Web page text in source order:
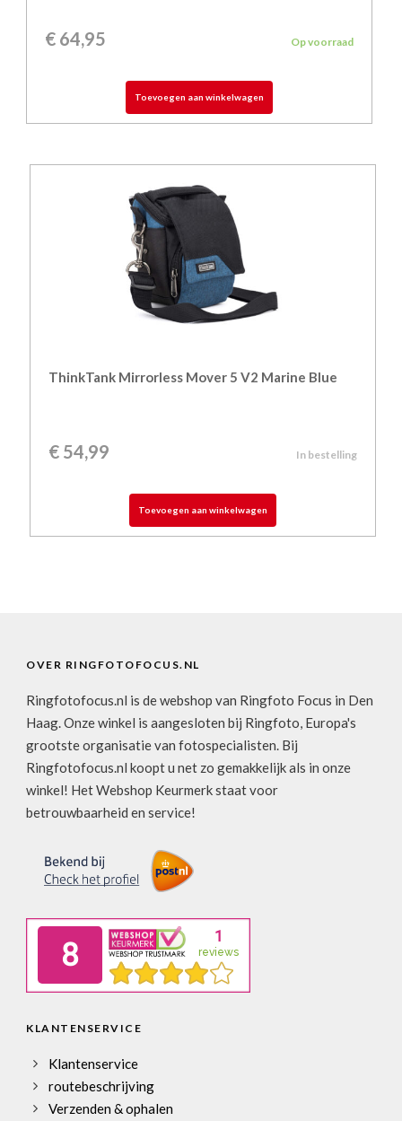
€ 64,95 Op voorraad
Toevoegen aan winkelwagen
ThinkTank Mirrorless Mover 5 V2 Marine Blue
€54,99 In bestelling
Toevoegen aan winkelwagen
OVER RINGFOTOFOCUS.NL
Ringfotofocus.nl is de webshop van Ringfoto Focus in Den
Haag. Onze winkel is aangesloten bij Ringfoto, Europa's
grootste organisatie van fotospecialisten. Bij
Ringfotofocus.nl koopt u net zo gemakkelijk als in onze
winkel! Het Webshop Keurmerk staat voor
betrouwbaarheid en service!
KLANTENSERVICE
Klantenservice
routebeschrijving
Verzenden & ophalen